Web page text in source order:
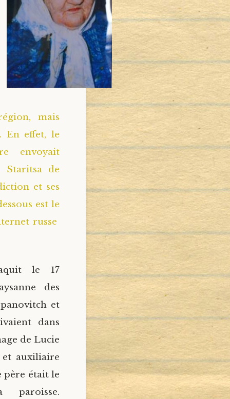
mais
En effet, le
envoyait
Staritsa de
et ses
est le
russe
le 17
des
et
dans
de Lucie
auxiliaire
père était le